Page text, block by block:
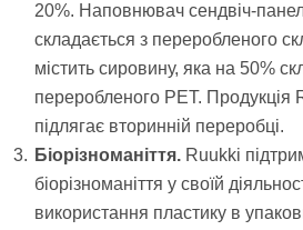
20%. Наповнювач сендвіч-
складається з переробленого
містить сировину, яка на 50%
переробленого PET. Продукція
підлягає вторинній переробці.
Біорізноманіття. Ruukki
біорізноманіття у своїй
використання пластику в